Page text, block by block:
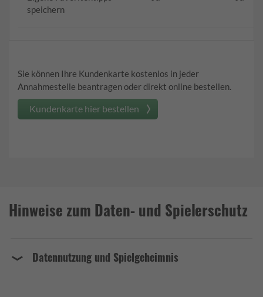
speichern
Sie können Ihre Kundenkarte kostenlos in jeder
Annahmestelle beantragen oder direkt online bestellen.
Kundenkarte hier bestellen
Hinweise zum Daten- und Spielerschutz
Datennutzung und Spielgeheimnis